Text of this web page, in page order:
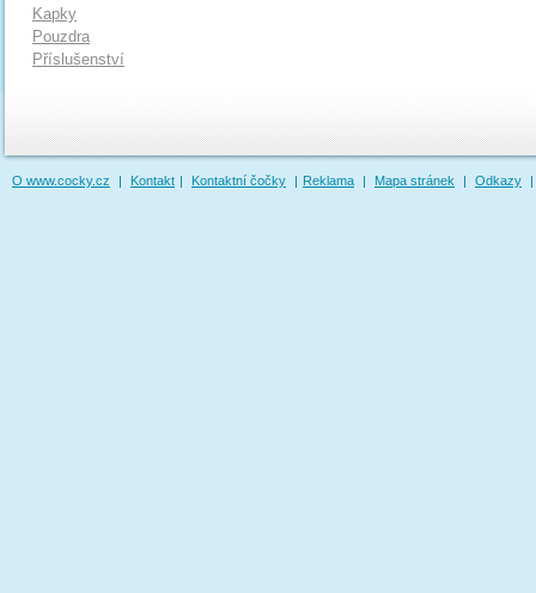
Kapky
Pouzdra
Příslušenství
O www.cocky.cz | Kontakt | Kontaktní čočky | Reklama | Mapa stránek | Odkazy |